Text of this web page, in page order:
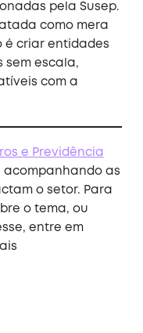
pela Susep.
como mera
criar entidades
sem escala,
com a
e Previdência
acompanhando as
o setor. Para
o tema, ou
entre em